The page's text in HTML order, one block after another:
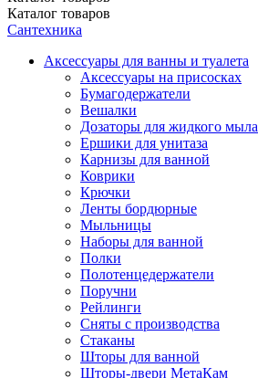
Каталог товаров
Сантехника
Аксессуары для ванны и туалета
Аксессуары на присосках
Бумагодержатели
Вешалки
Дозаторы для жидкого мыла
Ершики для унитаза
Карнизы для ванной
Коврики
Крючки
Ленты бордюрные
Мыльницы
Наборы для ванной
Полки
Полотенцедержатели
Поручни
Рейлинги
Сняты с производства
Стаканы
Шторы для ванной
Шторы-двери МетаКам